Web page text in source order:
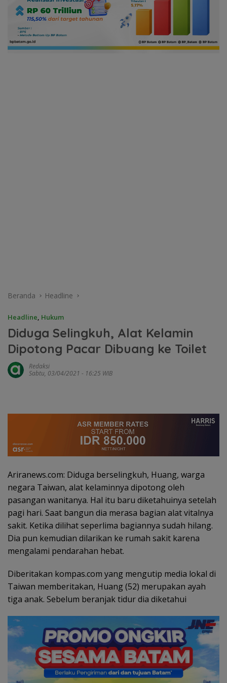
Beranda Headline
Headline, Hukum
Diduga Selingkuh, Alat Kelamin
Dipotong Pacar Dibuang ke Toilet
Redaksi
Sabtu, 03/04/2021 - 16:25 WIB
Ariranews.com: Diduga berselingkuh, Huang, warga
negara Taiwan, alat kelaminnya dipotong oleh
pasangan wanitanya. Hal itu baru diketahuinya setelah
pagi hari. Saat bangun dia merasa bagian alat vitalnya
sakit. Ketika dilihat seperlima bagiannya sudah hilang.
Dia pun kemudian dilarikan ke rumah sakit karena
mengalami pendarahan hebat.
Diberitakan kompas.com yang mengutip media lokal di
Taiwan memberitakan, Huang (52) merupakan ayah
tiga anak. Sebelum beranjak tidur dia diketahui